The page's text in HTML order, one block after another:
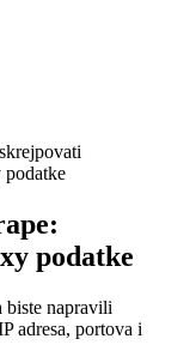
podatke
podatke
biste napravili
adresa, portova i